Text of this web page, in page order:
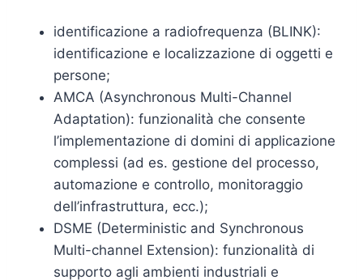
identificazione a radiofrequenza (BLINK):
identificazione e localizzazione di oggetti e
persone;
AMCA (Asynchronous Multi-Channel
Adaptation): funzionalità che consente
l’implementazione di domini di applicazione
complessi (ad es. gestione del processo,
automazione e controllo, monitoraggio
dell’infrastruttura, ecc.);
DSME (Deterministic and Synchronous
Multi-channel Extension): funzionalità di
supporto agli ambienti industriali e